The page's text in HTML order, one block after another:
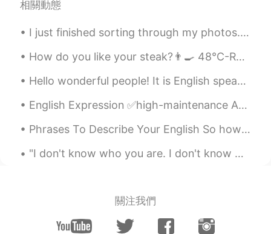
相關動態
I just finished sorting through my photos... I regret doing it so late at night Good night ever...
How do you like your steak?👨‍🍳 48°C-Rare 63°C-Medium 71°C-Well Done Dry Rub -salt, pepper, rose...
Hello wonderful people! It is English speaking practice time. Send me a message if you want to ...
English Expression ✅high-maintenance Adjective: high-maintenance 1. needing a lot of work to k...
Phrases To Describe Your English So how can you say that you’re an English learner without using ...
"I don't know who you are. I don't know what you want. If you are looking for ransom I can tell y...
關注我們